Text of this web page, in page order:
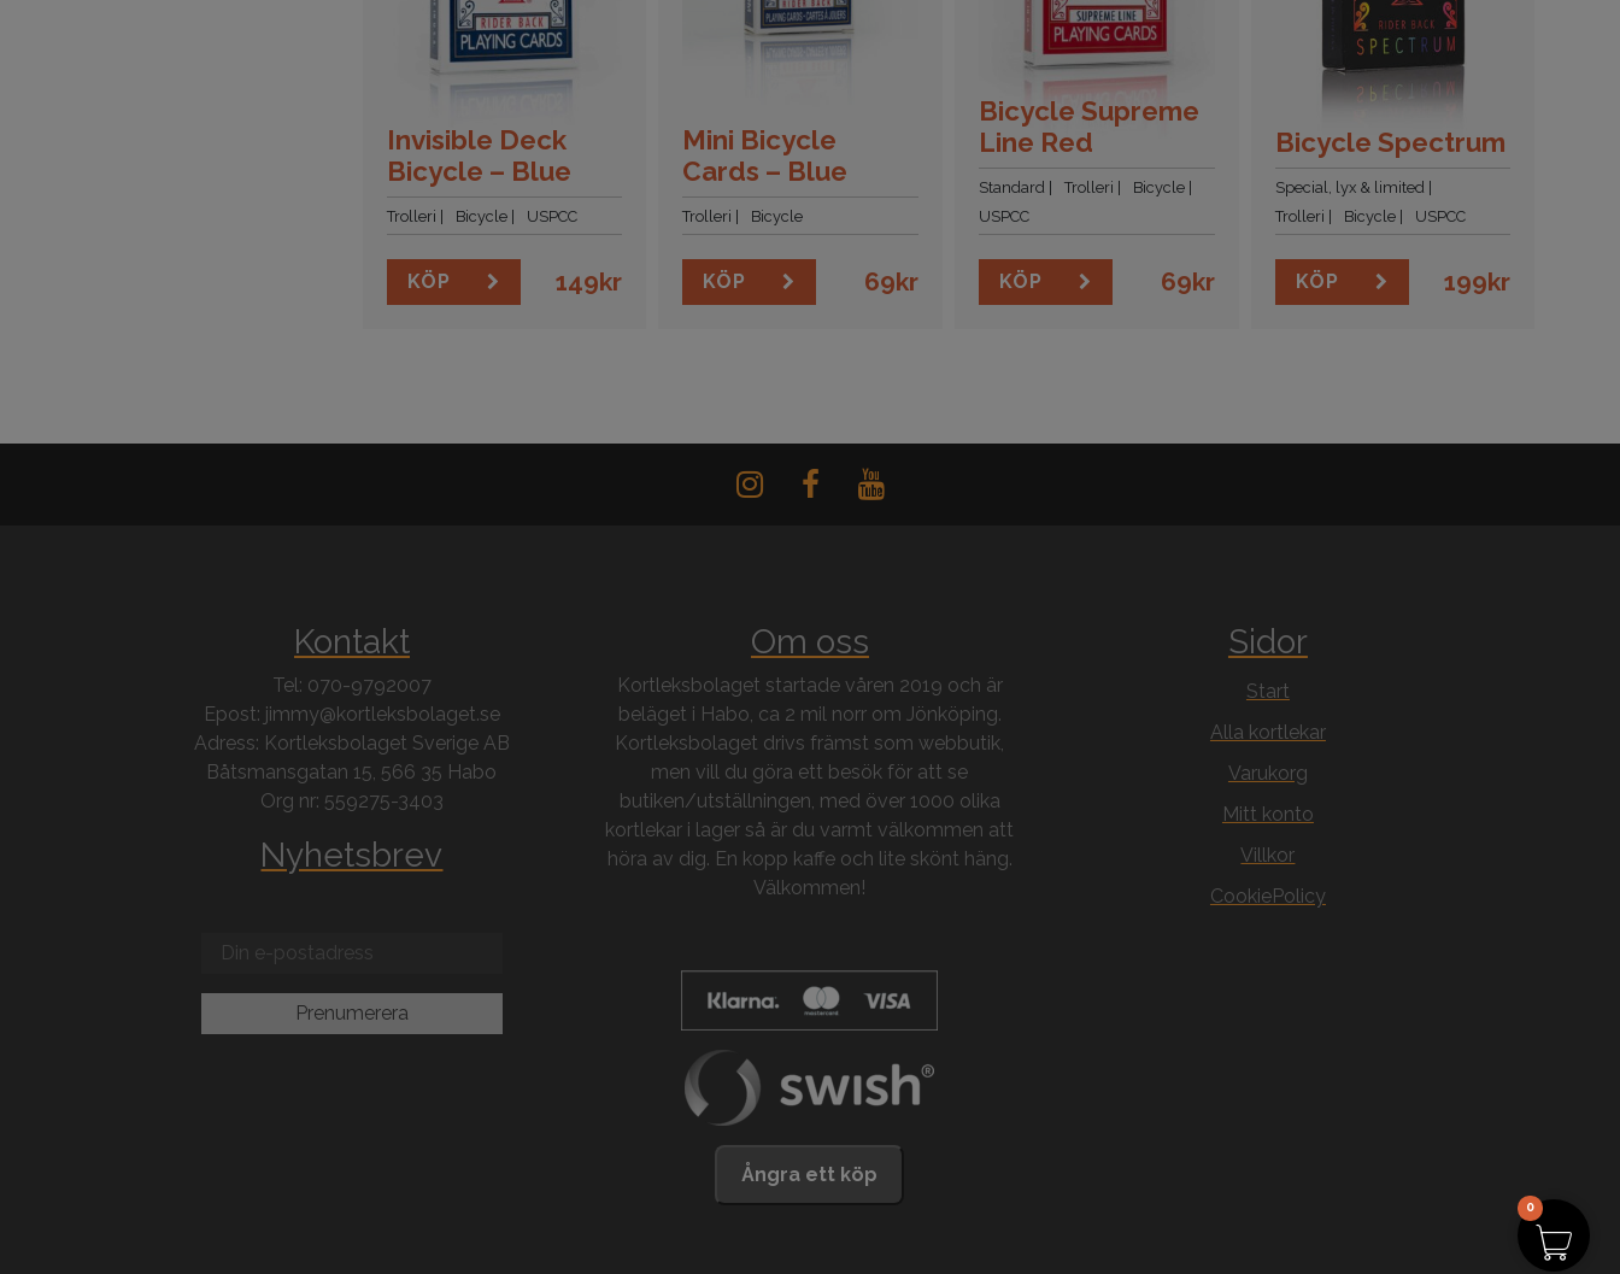
Invisible Deck
Bicycle – Blue
Trolleri Bicycle USPCC
KÖP 149kr
Mini Bicycle
Cards – Blue
Trolleri Bicycle
KÖP 69kr
Bicycle Supreme
Line Red
Standard Trolleri
Bicycle
USPCC
KÖP 69kr
Bicycle Spectrum
Special, lyx & limited
Trolleri
Bicycle USPCC
KÖP 199kr
Kontakt
Tel: 070-9792007
Epost: jimmy@kortleksbolaget.se
Adress: Kortleksbolaget Sverige AB
Båtsmansgatan 15, 566 35 Habo
Org nr: 559275-3403
Nyhetsbrev
Om oss
Kortleksbolaget startade våren 2019 och är
beläget i Habo, ca 2 mil norr om Jönköping.
Kortleksbolaget drivs främst som webbutik,
men vill du göra ett besök för att se
butiken/utställningen, med över 1000 olika
kortlekar i lager så är du varmt välkommen att
höra av dig. En kopp kaffe och lite skönt häng.
Välkommen!
Ångra ett köp
Sidor
Start
Alla kortlekar
Varukorg
Mitt konto
Villkor
CookiePolicy
0